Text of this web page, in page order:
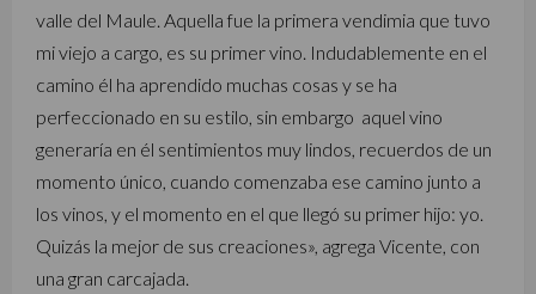
valle del Maule. Aquella fue la primera vendimia que tuvo
mi viejo a cargo, es su primer vino. Indudablemente en el
camino él ha aprendido muchas cosas y se ha
perfeccionado en su estilo, sin embargo aquel vino
generaría en él sentimientos muy lindos, recuerdos de un
momento único, cuando comenzaba ese camino junto a
los vinos, y el momento en el que llegó su primer hijo: yo.
Quizás la mejor de sus creaciones», agrega Vicente, con
una gran carcajada.